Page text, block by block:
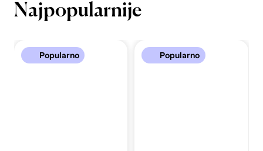
Najpopularnije
Popularno Popularno